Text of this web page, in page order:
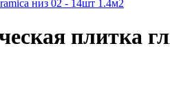
плитка